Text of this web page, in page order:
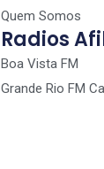
Quem Somos
Radios
Boa Vista FM
Grande Rio FM